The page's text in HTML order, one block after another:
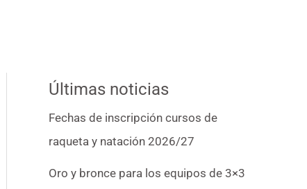
Últimas noticias
Fechas de inscripción cursos de
raqueta y natación 2026/27
Oro y bronce para los equipos de 3×3